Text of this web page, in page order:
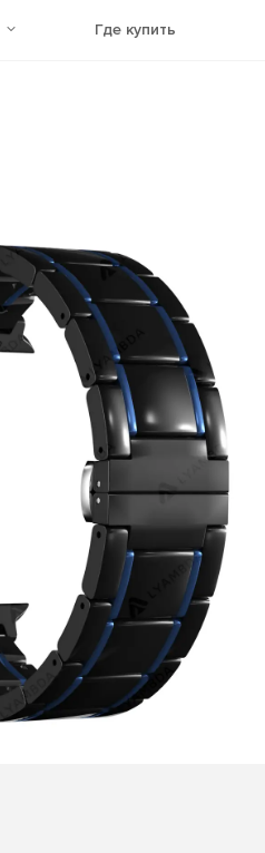
Где купить